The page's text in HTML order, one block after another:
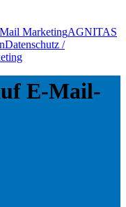
MarketingAGNITAS
Datenschutz /
E-Mail-